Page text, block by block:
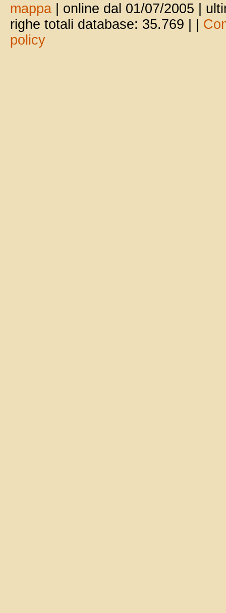
mappa | online dal 01/07/2005 |
righe totali database: 35.769 |
policy